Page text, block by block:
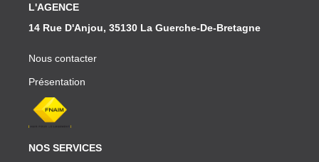
L'AGENCE
14 Rue D'Anjou, 35130 La Guerche-De-Bretagne
Nous contacter
Présentation
NOS SERVICES